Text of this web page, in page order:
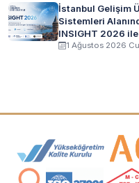
İstanbul Gelişim
Sistemleri
INSIGHT 2026
1 Ağustos 2026
Akreditasyon